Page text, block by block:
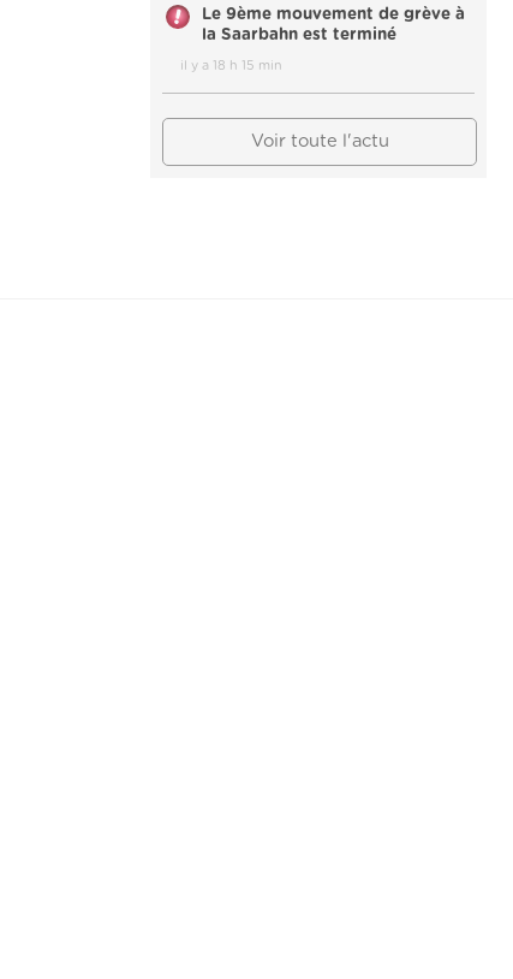
Le 9ème mouvement de grève à
la Saarbahn est terminé
il y a 18 h 15 min
Voir toute l'actu